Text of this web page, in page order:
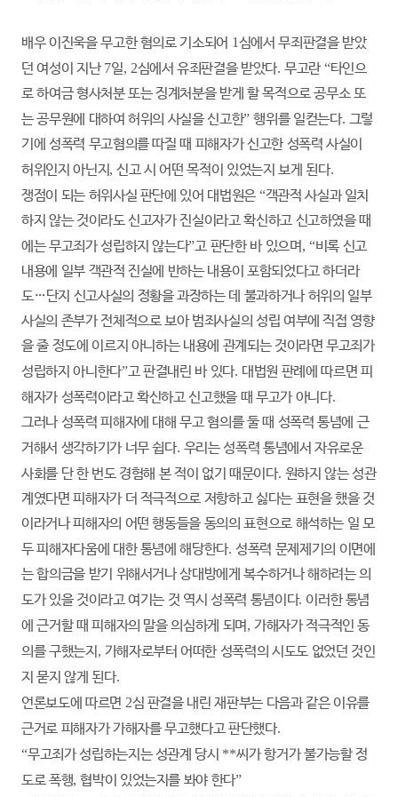
배우 이진욱을 무고한 혐의로 기소되어 1심에서 무죄판결을 받았
던 여성이 지난 7일, 2심에서 유죄판결을 받았다. 무고란 “타인으
로 하여금 형사처분 또는 징계처분을 받게 할 목적으로 공무소 또
는 공무원에 대하여 허위의 사실을 신고한”행위를 일컫는다. 그렇
기에 성폭력 무고혐의를 따질 때 피해자가 신고한 성폭력 사실이
허위인지 아닌지 ,신고 시 어떤 목적이 있었는지 보게 된다.
쟁점이 되는 허위사실 판단에 있어 대법원은 “객관적 사실과 일치
하지 않는 것이라도 신고자가 진실이라고 확신하고 신고하였을 때
에는 무고죄가 성립하지 않는다”고 판단한 바 있으며 , “비록 신고
내용에 일부 객관적 진실에 반하는 내용이 포함되었다고 하더라
도…단지 신고사실의 정황을 과장하는 데 불과하거나 허위의 일부
사실의 존부가 전체적으로 보아 범죄사실의 성립 여부에 직접 영향
을 줄 정도에 이르지 아니하는 내용에 관계되는 것이라면 무고죄가
성립하지 아니한다”고 판결내린 바 있다. 대법원 판례에 따르면 피
해자가 성폭력이라고 확신하고 신고했을 때 무고가 아니다.
그러나 성폭력 피해자에 대해 무고 혐의를 둘 때 성폭력 통념에 근
거해서 생각하기가 너무 쉽다. 우리는 성폭력 통념에서 자유로운
사회를 단 한 번도 경험해 본 적이 없기 때문이다. 원하지 않는 성관
계였다면 피해자가 더 적극적으로 저항하고 싫다는 표현을 했을 것
이라거나 피해자의 어떤 행동들을 동의의 표현으로 해석하는 일 모
두 피해자다움에 대한 통념에 해당한다. 성폭력 문제제기의 이면에
는 합의금을 받기 위해서거나 상대방에게 복수하거나 해하려는 의
도가 있을 것이라고 여기는 것 역시 성폭력 통념이다. 이러한 통념
에 근거할 때 피해자의 말을 의심하게 되며 , 가해자가 적극적인 동
의를 구했는지 , 가해자로부터 어떠한 성폭력의 시도도 없었던 것인
지 묻지 않게 된다.
언론보도에 따르면 2심 판결을 내린 재판부는 다음과 같은 이유를
근거로 피해자가 가해자를 무고했다고 판단했다.
“무고죄가 성립하는지는 성관계 당시 **씨가 항거가 불가능할 정
도로 폭행,협박이 있었는지를 봐야 한다”